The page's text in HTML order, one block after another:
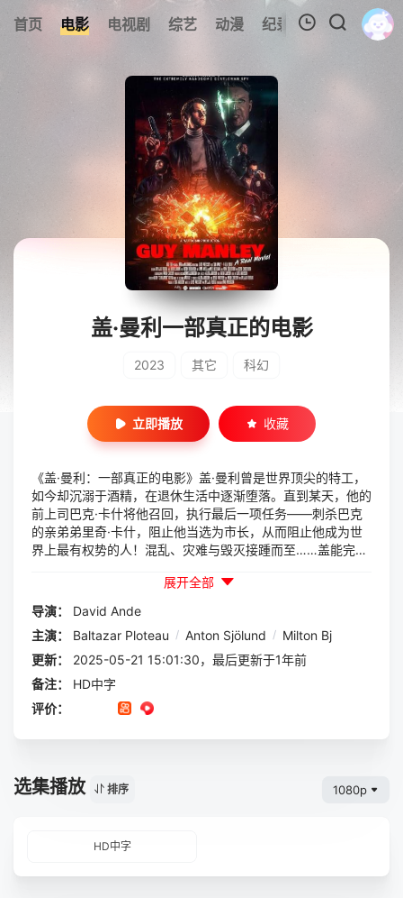
首页 电影 电视剧 综艺 动漫 纪录片 视频短片
暂无观看影片的记录
盖·曼利一部真正的电影
2023 其它 科幻
立即播放 收藏
《盖·曼利：一部真正的电影》盖·曼利曾是世界顶尖的特工，
如今却沉溺于酒精，在退休生活中逐渐堕落。直到某天，他的
前上司巴克·卡什将他召回，执行最后一项任务——刺杀巴克
的亲弟弟里奇·卡什，阻止他当选为市长，从而阻止他成为世
界上最有权势的人！混乱、灾难与毁灭接踵而至……盖能完成
展开全部
导演：
David Ande
主演：
Baltazar Ploteau / Anton Sjölund / Milton Bj
更新：
2025-05-21 15:01:30，最后更新于1年前
备注：
HD中字
评价：
选集播放 排序 1080p
HD中字